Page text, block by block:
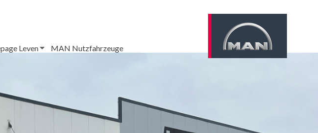
LEVEN
MAN
Leven MAN Nutzfahrzeuge